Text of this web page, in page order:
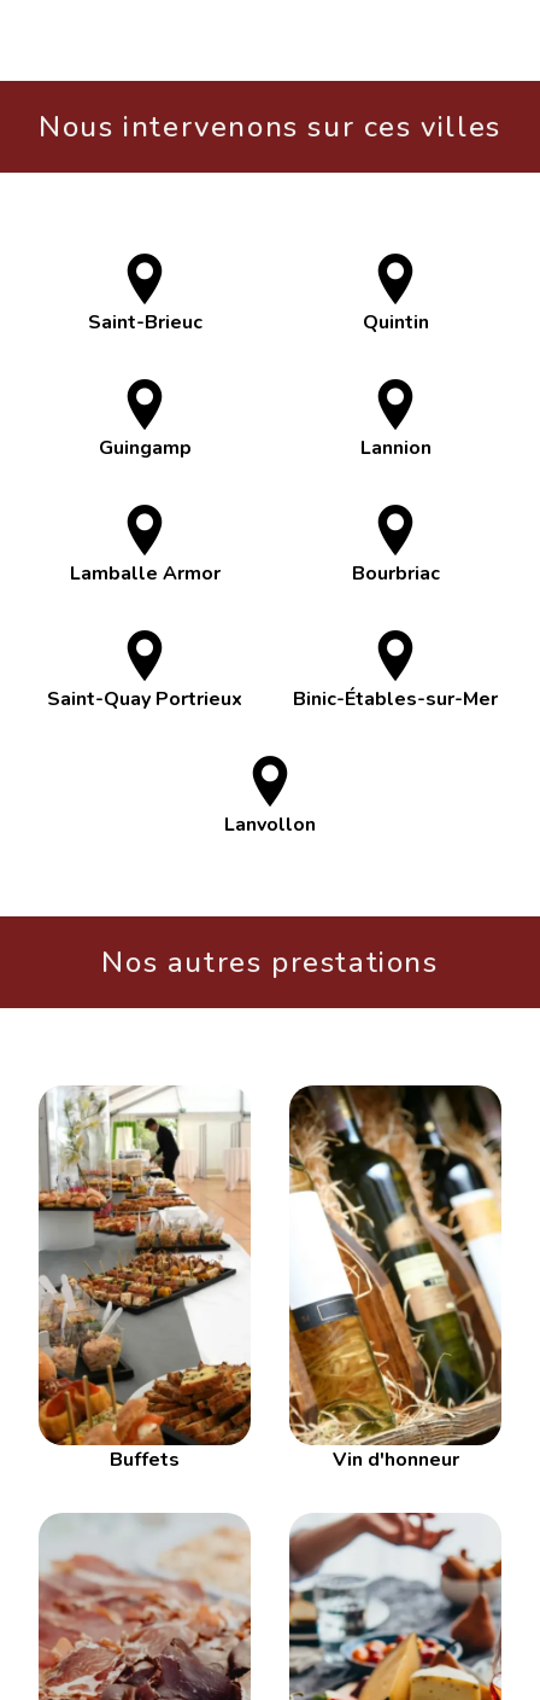
Nous intervenons sur ces villes
Saint-Brieuc Quintin
Guingamp Lannion
Lamballe Armor Bourbriac
Saint-Quay Portrieux Binic-Étables-sur-Mer
Lanvollon
Nos autres prestations
Buffets Vin d'honneur